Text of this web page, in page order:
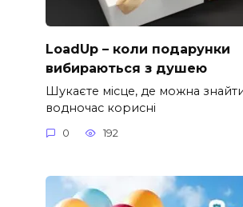
LoadUp – коли подарунки
вибираються з душею
Шукаєте місце, де можна знайти
водночас корисні
0 192